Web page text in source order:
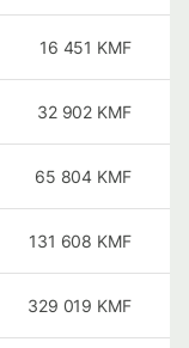
16 451 KMF
32 902 KMF
65 804 KMF
131 608 KMF
329 019 KMF